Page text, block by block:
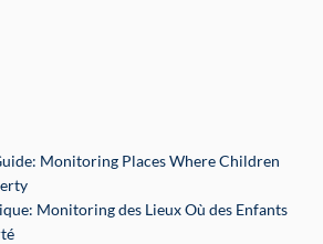
Monitoring Places Where Children
Monitoring des Lieux Où des Enfants